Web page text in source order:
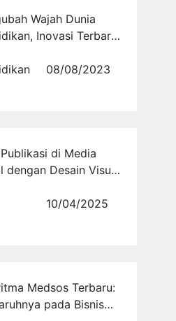
Wajah Dunia
Inovasi Terbaru
Muda Indonesia
08/08/2023
di Media
dengan Desain Visual
10/04/2025
Medsos Terbaru:
pada Bisnis